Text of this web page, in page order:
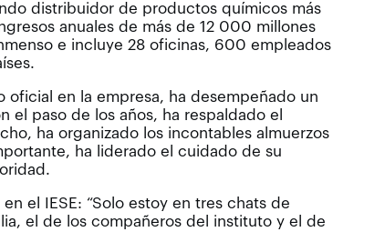
distribuidor de productos químicos más
anuales de más de 12 000 millones
e incluye 28 oficinas, 600 empleados
oficial en la empresa, ha desempeñado un
el paso de los años, ha respaldado el
ha organizado los incontables almuerzos
ha liderado el cuidado de su
el IESE: “Solo estoy en tres chats de
el de los compañeros del instituto y el de